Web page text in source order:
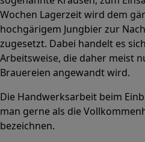
Wochen Lagerzeit wird dem
hochgärigem Jungbier zur
zugesetzt. Dabei handelt es
Arbeitsweise, die daher meist
Brauereien angewandt wird.
Die Handwerksarbeit beim
man gerne als die
bezeichnen.